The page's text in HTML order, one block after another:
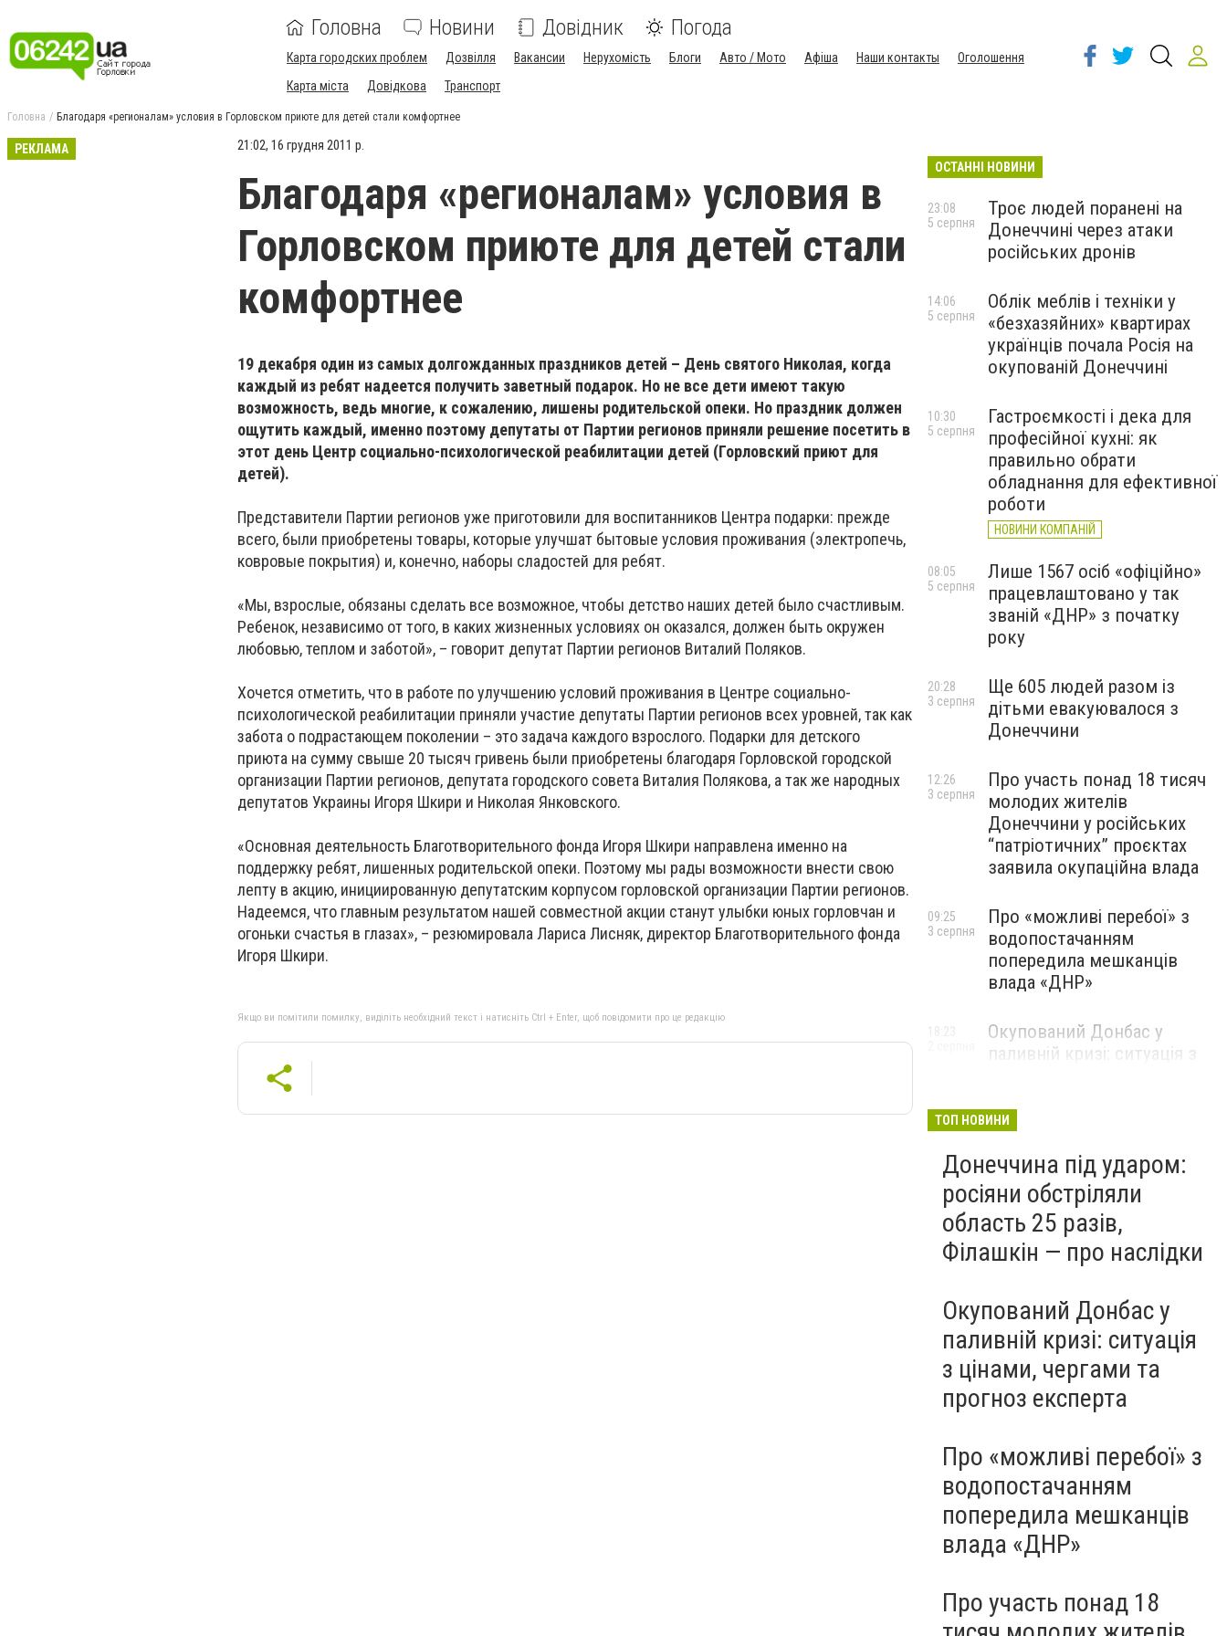
Головна Новини Довідник Погода
Карта городских проблем Дозвілля Вакансии Нерухомість Блоги Авто / Мото Афіша Наши контакты
Оголошення
Карта міста
Довідкова Транспорт
Головна Благодаря «регионалам» условия в Горловском приюте для детей стали комфортнее
РЕКЛАМА 21:02, 16 грудня 2011 р.
Благодаря «регионалам» условия в
Горловском приюте для детей стали
комфортнее
19 декабря один из самых долгожданных праздников детей – День святого Николая, когда
каждый из ребят надеется получить заветный подарок. Но не все дети имеют такую
возможность, ведь многие, к сожалению, лишены родительской опеки. Но праздник должен
ощутить каждый, именно поэтому депутаты от Партии регионов приняли решение посетить в
этот день Центр социально-психологической реабилитации детей (Горловский приют для
детей).
Представители Партии регионов уже приготовили для воспитанников Центра подарки: прежде
всего, были приобретены товары, которые улучшат бытовые условия проживания (электропечь,
ковровые покрытия) и, конечно, наборы сладостей для ребят.
«Мы, взрослые, обязаны сделать все возможное, чтобы детство наших детей было счастливым.
Ребенок, независимо от того, в каких жизненных условиях он оказался, должен быть окружен
любовью, теплом и заботой», – говорит депутат Партии регионов Виталий Поляков.
Хочется отметить, что в работе по улучшению условий проживания в Центре социально-
психологической реабилитации приняли участие депутаты Партии регионов всех уровней, так как
забота о подрастающем поколении – это задача каждого взрослого. Подарки для детского
приюта на сумму свыше 20 тысяч гривень были приобретены благодаря Горловской городской
организации Партии регионов, депутата городского совета Виталия Полякова, а так же народных
депутатов Украины Игоря Шкири и Николая Янковского.
«Основная деятельность Благотворительного фонда Игоря Шкири направлена именно на
поддержку ребят, лишенных родительской опеки. Поэтому мы рады возможности внести свою
лепту в акцию, инициированную депутатским корпусом горловской организации Партии регионов.
Надеемся, что главным результатом нашей совместной акции станут улыбки юных горловчан и
огоньки счастья в глазах», – резюмировала Лариса Лисняк, директор Благотворительного фонда
Игоря Шкири.
Якщо ви помітили помилку, виділіть необхідний текст і натисніть Ctrl + Enter, щоб повідомити про це редакцію
ОСТАННІ НОВИНИ
Троє людей поранені на
Донеччині через атаки
російських дронів
23:08
5 серпня
Облік меблів і техніки у
«безхазяйних» квартирах
українців почала Росія на
окупованій Донеччині
14:06
5 серпня
Гастроємкості і дека для
професійної кухні: як
правильно обрати
обладнання для ефективної
роботи
НОВИНИ КОМПАНІЙ
10:30
5 серпня
Лише 1567 осіб «офіційно»
працевлаштовано у так
званій «ДНР» з початку
року
08:05
5 серпня
Ще 605 людей разом із
дітьми евакуювалося з
Донеччини
20:28
3 серпня
Про участь понад 18 тисяч
молодих жителів
Донеччини у російських
“патріотичних” проєктах
заявила окупаційна влада
12:26
3 серпня
Про «можливі перебої» з
водопостачанням
попередила мешканців
влада «ДНР»
09:25
3 серпня
Окупований Донбас у
паливній кризі: ситуація з
ТОП НОВИНИ
Донеччина під ударом:
росіяни обстріляли
область 25 разів,
Філашкін — про наслідки
Окупований Донбас у
паливній кризі: ситуація
з цінами, чергами та
прогноз експерта
Про «можливі перебої» з
водопостачанням
попередила мешканців
влада «ДНР»
Про участь понад 18